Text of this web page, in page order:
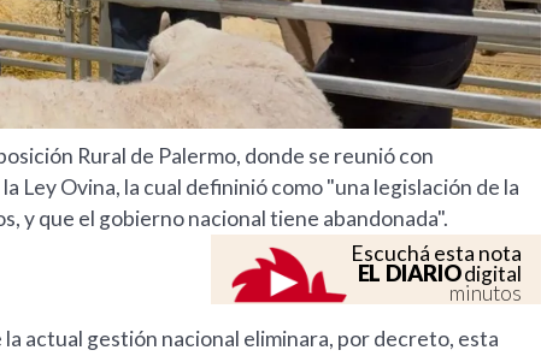
Rural de Palermo, donde se reunió con
Ley Ovina, la cual defininió como "una legislación de la
y que el gobierno nacional tiene abandonada".
Escuchá esta nota
EL DIARIOdigital
minutos
actual gestión nacional eliminara, por decreto, esta